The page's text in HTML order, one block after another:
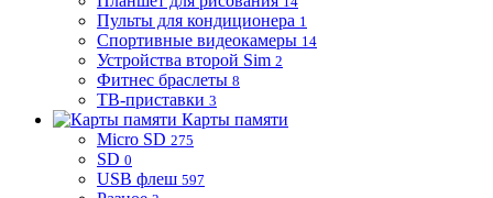
Пульты для кондиционера 1
Спортивные видеокамеры 14
Устройства второй Sim 2
Фитнес браслеты 8
ТВ-приставки 3
Карты памяти
Micro SD 275
SD 0
USB флеш 597